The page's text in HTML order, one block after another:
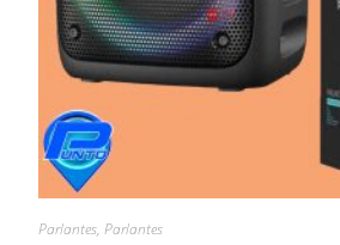
Parlantes,Parlantes